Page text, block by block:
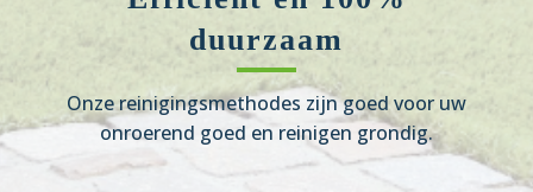
duurzaam
Onze reinigingsmethodes zijn goed voor uw
onroerend goed en reinigen grondig.